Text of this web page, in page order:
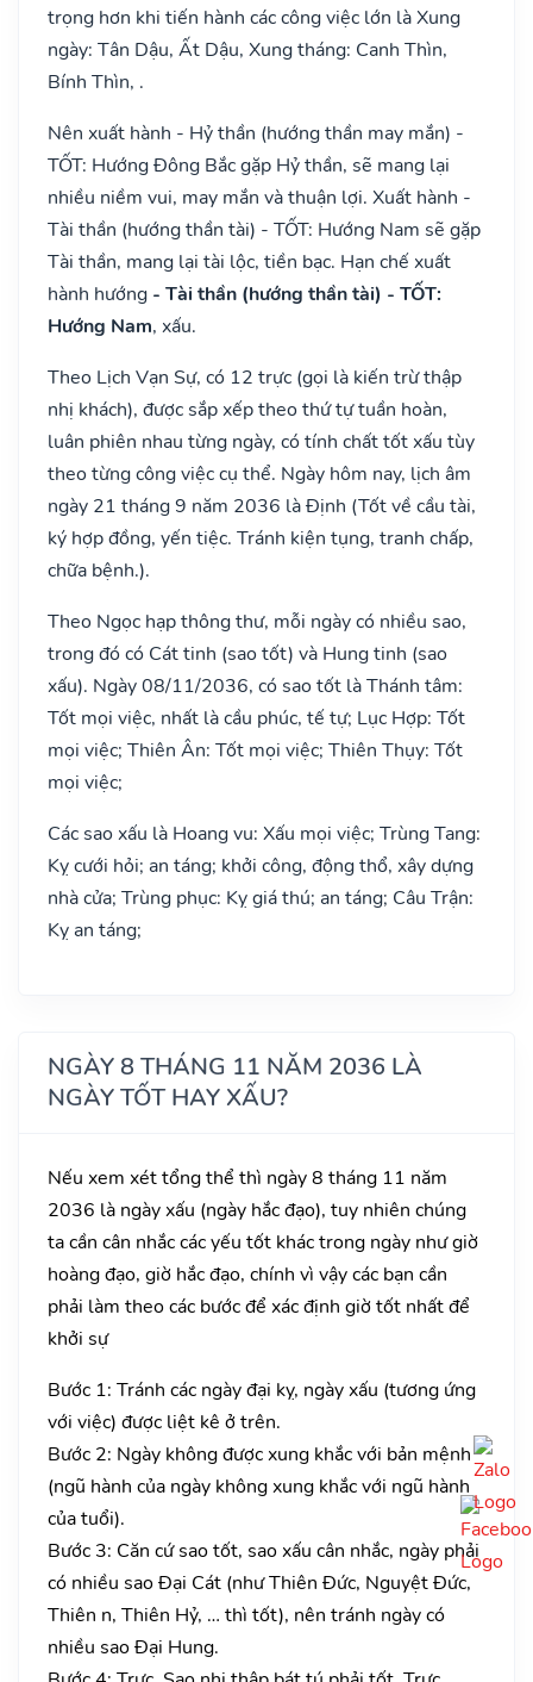
trọng hơn khi tiến hành các công việc lớn là Xung
ngày: Tân Dậu, Ất Dậu, Xung tháng: Canh Thìn,
Bính Thìn, .
Nên xuất hành - Hỷ thần (hướng thần may mắn) -
TỐT: Hướng Đông Bắc gặp Hỷ thần, sẽ mang lại
nhiều niềm vui, may mắn và thuận lợi. Xuất hành -
Tài thần (hướng thần tài) - TỐT: Hướng Nam sẽ gặp
Tài thần, mang lại tài lộc, tiền bạc. Hạn chế xuất
hành hướng - Tài thần (hướng thần tài) - TỐT:
Hướng Nam, xấu.
Theo Lịch Vạn Sự, có 12 trực (gọi là kiến trừ thập
nhị khách), được sắp xếp theo thứ tự tuần hoàn,
luân phiên nhau từng ngày, có tính chất tốt xấu tùy
theo từng công việc cụ thể. Ngày hôm nay, lịch âm
ngày 21 tháng 9 năm 2036 là Định (Tốt về cầu tài,
ký hợp đồng, yến tiệc. Tránh kiện tụng, tranh chấp,
chữa bệnh.).
Theo Ngọc hạp thông thư, mỗi ngày có nhiều sao,
trong đó có Cát tinh (sao tốt) và Hung tinh (sao
xấu). Ngày 08/11/2036, có sao tốt là Thánh tâm:
Tốt mọi việc, nhất là cầu phúc, tế tự; Lục Hợp: Tốt
mọi việc; Thiên Ân: Tốt mọi việc; Thiên Thụy: Tốt
mọi việc;
Các sao xấu là Hoang vu: Xấu mọi việc; Trùng Tang:
Kỵ cưới hỏi; an táng; khởi công, động thổ, xây dựng
nhà cửa; Trùng phục: Kỵ giá thú; an táng; Câu Trận:
Kỵ an táng;
NGÀY 8 THÁNG 11 NĂM 2036 LÀ
NGÀY TỐT HAY XẤU?
Nếu xem xét tổng thể thì ngày 8 tháng 11 năm
2036 là ngày xấu (ngày hắc đạo), tuy nhiên chúng
ta cần cân nhắc các yếu tốt khác trong ngày như giờ
hoàng đạo, giờ hắc đạo, chính vì vậy các bạn cần
phải làm theo các bước để xác định giờ tốt nhất để
khởi sự
Bước 1: Tránh các ngày đại kỵ, ngày xấu (tương ứng
với việc) được liệt kê ở trên.
Bước 2: Ngày không được xung khắc với bản mệnh
(ngũ hành của ngày không xung khắc với ngũ hành
của tuổi).
Bước 3: Căn cứ sao tốt, sao xấu cân nhắc, ngày phải
có nhiều sao Đại Cát (như Thiên Đức, Nguyệt Đức,
Thiên n, Thiên Hỷ, … thì tốt), nên tránh ngày có
nhiều sao Đại Hung.